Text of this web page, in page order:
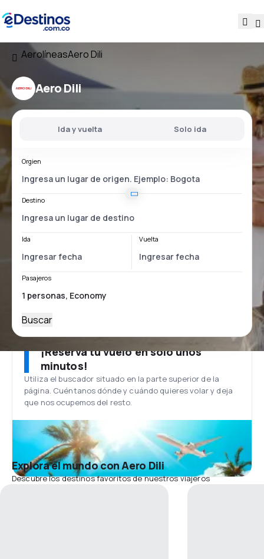
AerolíneasAero Dili
Aero Dili
Ida y vuelta Solo ida
Orgien
Destino
Ida Vuelta
Pasajeros
Buscar
¡Reserva tu vuelo en solo unos
minutos!
Utiliza el buscador situado en la parte superior de la
página. Cuéntanos dónde y cuándo quieres volar y deja
que nos ocupemos del resto.
Explora el mundo con Aero Dili
Descubre los destinos favoritos de nuestros viajeros